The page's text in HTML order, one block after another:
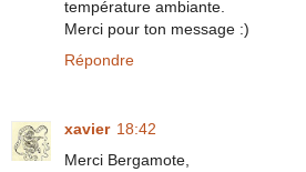
température ambiante.
Merci pour ton message :)
Répondre
xavier 18:42
Merci Bergamote,